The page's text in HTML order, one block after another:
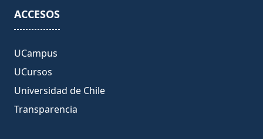
ACCESOS
UCampus
UCursos
Universidad de Chile
Transparencia